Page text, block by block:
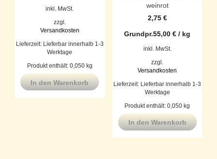
inkl. MwSt.
zzgl.
Versandkosten
Lieferzeit:
Lieferbar innerhalb 1-3
Werktage
Produkt enthält: 0,050 kg
In den Warenkorb
weinrot
2,75 €
Grundpr.55,00€ / kg
inkl. MwSt.
zzgl.
Versandkosten
Lieferzeit:
Lieferbar innerhalb 1-3
Werktage
Produkt enthält: 0,050 kg
In den Warenkorb